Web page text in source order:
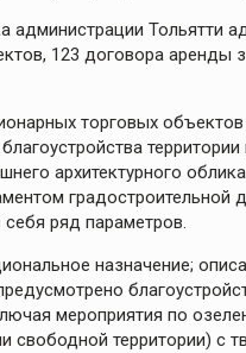
Тольятти
123 договора аренды
торговых
территории
архитектурного
градостроительной
себя ряд параметров.
назначение;
мероприятия по
территории) с